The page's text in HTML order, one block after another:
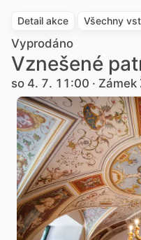
Detail akce Všechny
Vyprodáno
Vznešené
so 4. 7. 11:00 · Zámek